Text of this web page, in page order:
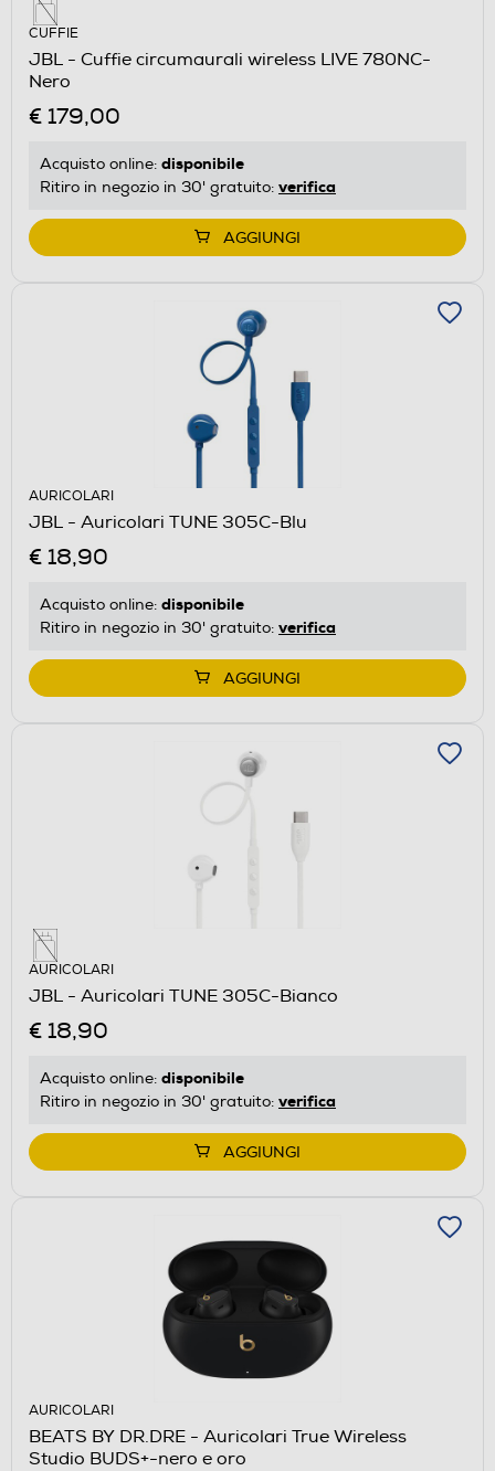
CUFFIE
JBL - Cuffie circumaurali wireless LIVE 780NC-
Nero
€ 179,00
Acquisto online: disponibile
Ritiro in negozio in 30' gratuito: verifica
AGGIUNGI
AURICOLARI
JBL - Auricolari TUNE 305C-Blu
€ 18,90
Acquisto online: disponibile
Ritiro in negozio in 30' gratuito: verifica
AGGIUNGI
AURICOLARI
JBL - Auricolari TUNE 305C-Bianco
€ 18,90
Acquisto online: disponibile
Ritiro in negozio in 30' gratuito: verifica
AGGIUNGI
AURICOLARI
BEATS BY DR.DRE - Auricolari True Wireless
Studio BUDS+-nero e oro